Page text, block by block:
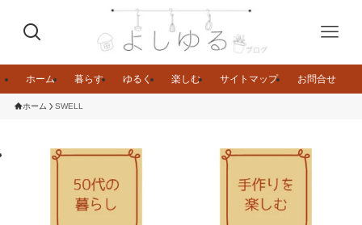
ホーム 暮らす ゆるく 楽しむ サイトマップ お問合せ
ホーム SWELL